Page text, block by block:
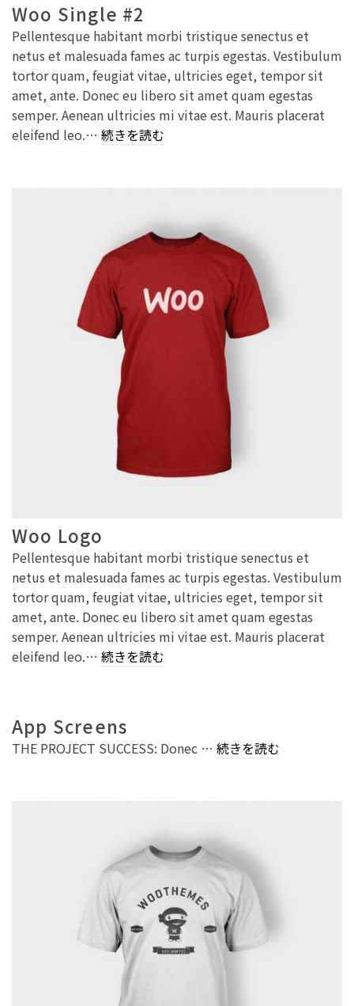
Woo Single #2
Pellentesque habitant morbi tristique senectus et
netus et malesuada fames ac turpis egestas. Vestibulum
tortor quam, feugiat vitae, ultricies eget, tempor sit
amet, ante. Donec eu libero sit amet quam egestas
semper. Aenean ultricies mi vitae est. Mauris placerat
eleifend leo.… 続きを読む
Woo Logo
Pellentesque habitant morbi tristique senectus et
netus et malesuada fames ac turpis egestas. Vestibulum
tortor quam, feugiat vitae, ultricies eget, tempor sit
amet, ante. Donec eu libero sit amet quam egestas
semper. Aenean ultricies mi vitae est. Mauris placerat
eleifend leo.… 続きを読む
App Screens
THE PROJECT SUCCESS: Donec … 続きを読む